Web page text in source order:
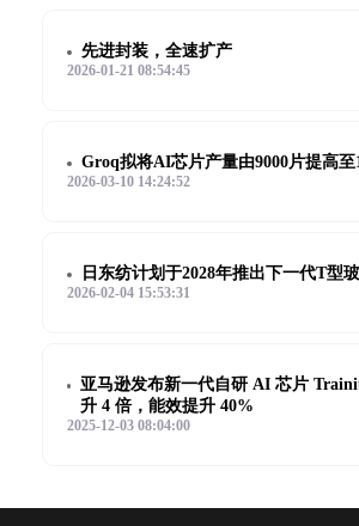
先进封装，全速扩产
2026-01-21 08:54:45
Groq拟将AI芯片产量由9000片提高至
2026-03-10 14:24:52
日东纺计划于2028年推出下一代T型
2026-02-04 15:53:31
亚马逊发布新一代自研 AI 芯片
升 4 倍，能效提升 40%
2025-12-03 08:04:00